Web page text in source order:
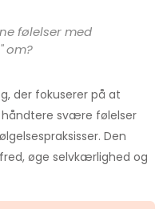
følelser med
om?
der fokuserer på at
svære følelser
Den
øge selvkærlighed og